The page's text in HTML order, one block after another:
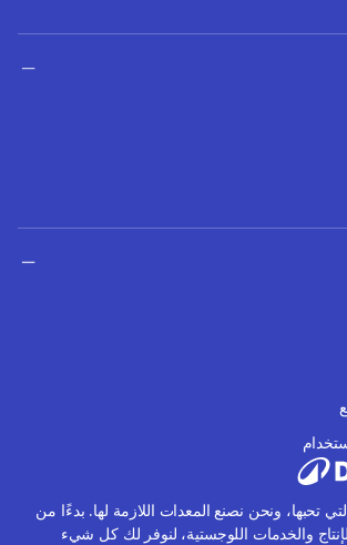
تحبها، ونحن نصنع المعدات اللازمة لها. بدءًا من
والخدمات اللوجستية، لنوفر لك كل شيء